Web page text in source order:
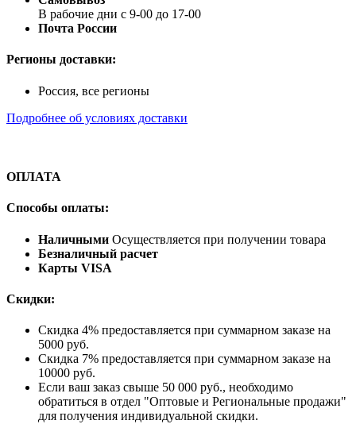
В рабочие дни с 9-00 до 17-00
Почта России
Регионы доставки:
Россия, все регионы
Подробнее об условиях доставки
ОПЛАТА
Способы оплаты:
Наличными Осуществляется при получении товара
Безналичный расчет
Карты VISA
Скидки:
Скидка 4% предоставляется при суммарном заказе на
5000 руб.
Скидка 7% предоставляется при суммарном заказе на
10000 руб.
Если ваш заказ свыше 50 000 руб., необходимо
обратиться в отдел "Оптовые и Региональные продажи"
для получения индивидуальной скидки.